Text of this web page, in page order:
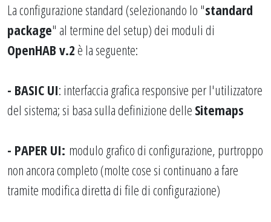
La configurazione standard (selezionando lo "standard
package" al termine del setup) dei moduli di
OpenHAB v.2 è la seguente:
- BASIC UI: interfaccia grafica responsive per l'utilizzatore
del sistema; si basa sulla definizione delle Sitemaps
- PAPER UI: modulo grafico di configurazione, purtroppo
non ancora completo (molte cose si continuano a fare
tramite modifica diretta di file di configurazione)